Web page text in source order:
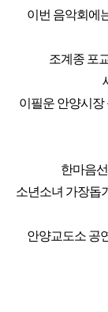
이번 음악회에
조계종 포
이필운 안양시장
한마음
소년소녀 가장돕
안양교도소 공